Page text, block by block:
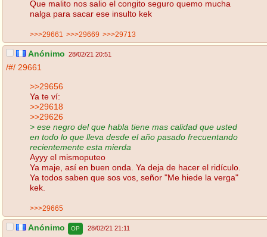
Que malito nos salio el congito seguro quemo mucha
nalga para sacar ese insulto kek
>>>29661 >>>29669 >>>29713
Anónimo 28/02/21 20:51
/#/ 29661
>>29656
Ya te ví:
>>29618
>>29626
> ese negro del que habla tiene mas calidad que usted
en todo lo que lleva desde el año pasado frecuentando
recientemente esta mierda
Ayyy el mismoputeo
Ya maje, así en buen onda. Ya deja de hacer el ridículo.
Ya todos saben que sos vos, señor "Me hiede la verga"
kek.
>>>29665
Anónimo OP 28/02/21 21:11